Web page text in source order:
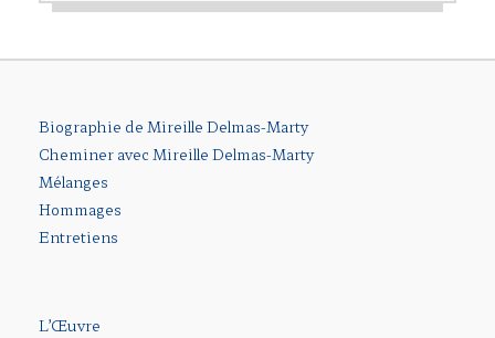
Biographie de Mireille Delmas-Marty
Cheminer avec Mireille Delmas-Marty
Mélanges
Hommages
Entretiens
L’Œuvre